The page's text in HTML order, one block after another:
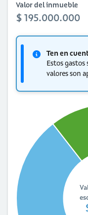
Valor del inmueble
$ 195.000.000
Ten en
Estos
valores son